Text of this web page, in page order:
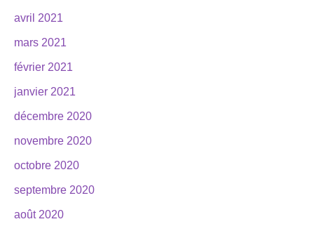
avril 2021
mars 2021
février 2021
janvier 2021
décembre 2020
novembre 2020
octobre 2020
septembre 2020
août 2020